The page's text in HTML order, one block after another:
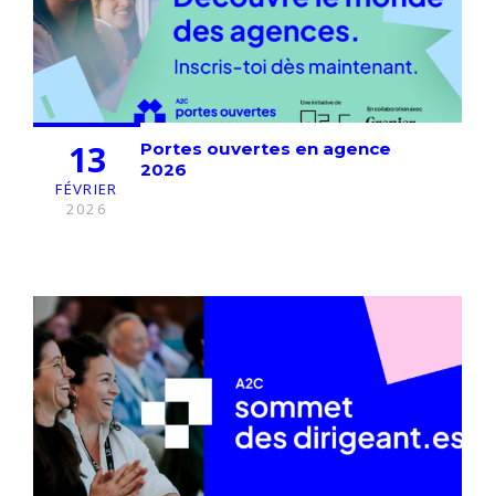
13
FÉVRIER
2026
Portes ouvertes en agence
2026